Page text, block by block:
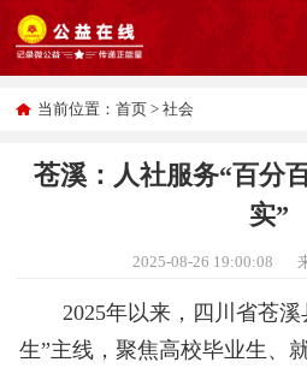
当前位置：首页 >社会
苍溪：人社服务“百分
实”
2025-08-26 19:00:08
2025年以来，四川省苍溪
生”主线，聚焦高校毕业生、